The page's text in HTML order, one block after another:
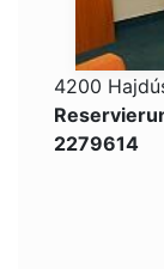
4200
2279614